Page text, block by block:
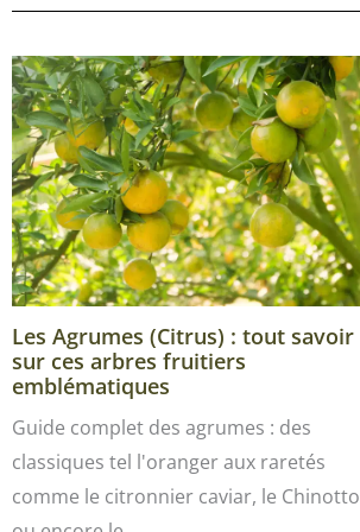
Les Agrumes (Citrus) : tout savoir
sur ces arbres fruitiers
emblématiques
Guide complet des agrumes : des
classiques tel l'oranger aux raretés
comme le citronnier caviar, le Chinotto